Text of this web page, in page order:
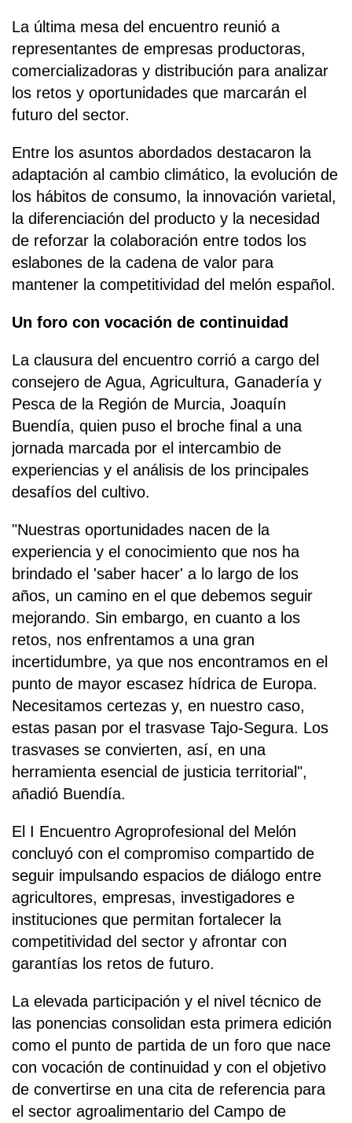
La última mesa del encuentro reunió a
representantes de empresas productoras,
comercializadoras y distribución para analizar
los retos y oportunidades que marcarán el
futuro del sector.
Entre los asuntos abordados destacaron la
adaptación al cambio climático, la evolución de
los hábitos de consumo, la innovación varietal,
la diferenciación del producto y la necesidad
de reforzar la colaboración entre todos los
eslabones de la cadena de valor para
mantener la competitividad del melón español.
Un foro con vocación de continuidad
La clausura del encuentro corrió a cargo del
consejero de Agua, Agricultura, Ganadería y
Pesca de la Región de Murcia, Joaquín
Buendía, quien puso el broche final a una
jornada marcada por el intercambio de
experiencias y el análisis de los principales
desafíos del cultivo.
"Nuestras oportunidades nacen de la
experiencia y el conocimiento que nos ha
brindado el 'saber hacer' a lo largo de los
años, un camino en el que debemos seguir
mejorando. Sin embargo, en cuanto a los
retos, nos enfrentamos a una gran
incertidumbre, ya que nos encontramos en el
punto de mayor escasez hídrica de Europa.
Necesitamos certezas y, en nuestro caso,
estas pasan por el trasvase Tajo-Segura. Los
trasvases se convierten, así, en una
herramienta esencial de justicia territorial",
añadió Buendía.
El I Encuentro Agroprofesional del Melón
concluyó con el compromiso compartido de
seguir impulsando espacios de diálogo entre
agricultores, empresas, investigadores e
instituciones que permitan fortalecer la
competitividad del sector y afrontar con
garantías los retos de futuro.
La elevada participación y el nivel técnico de
las ponencias consolidan esta primera edición
como el punto de partida de un foro que nace
con vocación de continuidad y con el objetivo
de convertirse en una cita de referencia para
el sector agroalimentario del Campo de